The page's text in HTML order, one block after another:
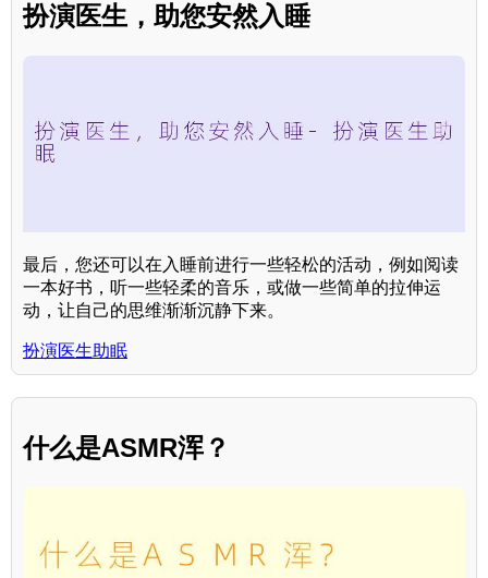
扮演医生，助您安然入睡
最后，您还可以在入睡前进行一些轻松的活动，例如阅读
一本好书，听一些轻柔的音乐，或做一些简单的拉伸运
动，让自己的思维渐渐沉静下来。
扮演医生助眠
什么是ASMR浑？